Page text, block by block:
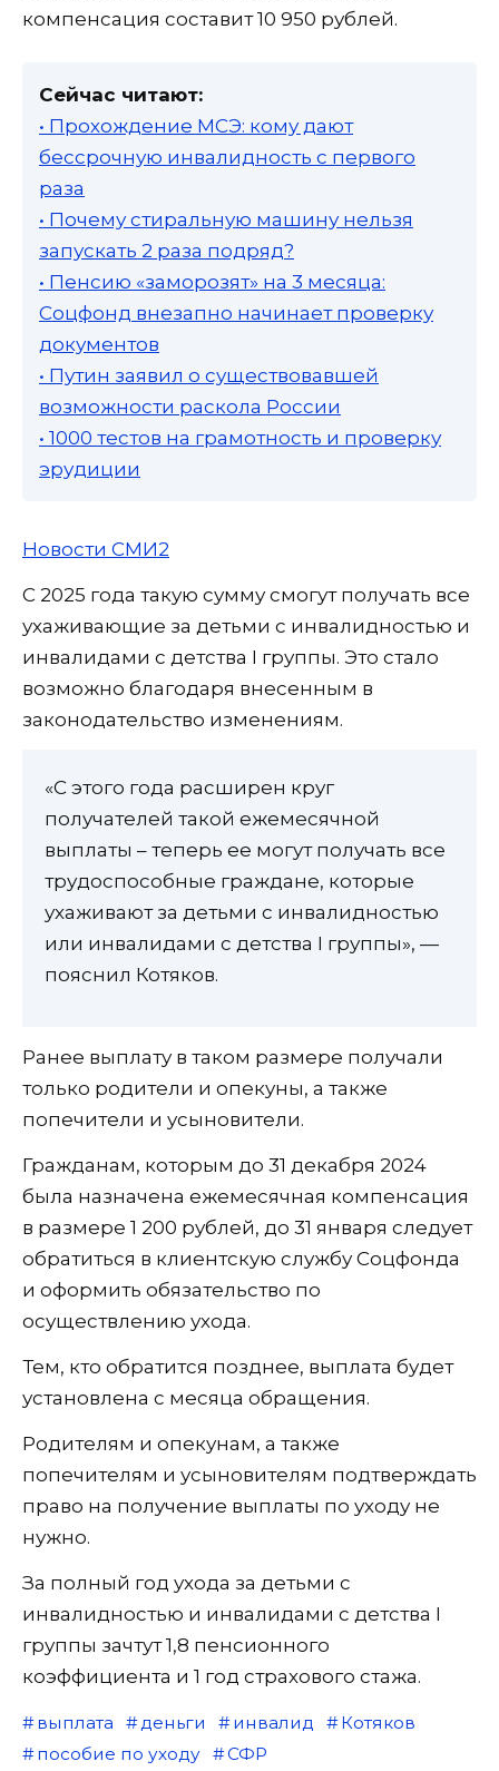
компенсация составит 10 950 рублей.
Сейчас читают:
• Прохождение МСЭ: кому дают
бессрочную инвалидность с первого
раза
• Почему стиральную машину нельзя
запускать 2 раза подряд?
• Пенсию «заморозят» на 3 месяца:
Соцфонд внезапно начинает проверку
документов
• Путин заявил о существовавшей
возможности раскола России
• 1000 тестов на грамотность и проверку
эрудиции
Новости СМИ2
С 2025 года такую сумму смогут получать все
ухаживающие за детьми с инвалидностью и
инвалидами с детства I группы. Это стало
возможно благодаря внесенным в
законодательство изменениям.
«С этого года расширен круг
получателей такой ежемесячной
выплаты – теперь ее могут получать все
трудоспособные граждане, которые
ухаживают за детьми с инвалидностью
или инвалидами с детства I группы», —
пояснил Котяков.
Ранее выплату в таком размере получали
только родители и опекуны, а также
попечители и усыновители.
Гражданам, которым до 31 декабря 2024
была назначена ежемесячная компенсация
в размере 1 200 рублей, до 31 января следует
обратиться в клиентскую службу Соцфонда
и оформить обязательство по
осуществлению ухода.
Тем, кто обратится позднее, выплата будет
установлена с месяца обращения.
Родителям и опекунам, а также
попечителям и усыновителям подтверждать
право на получение выплаты по уходу не
нужно.
За полный год ухода за детьми с
инвалидностью и инвалидами с детства I
группы зачтут 1,8 пенсионного
коэффициента и 1 год страхового стажа.
выплата деньги инвалид
Котяков
пособие по уходу
СФР